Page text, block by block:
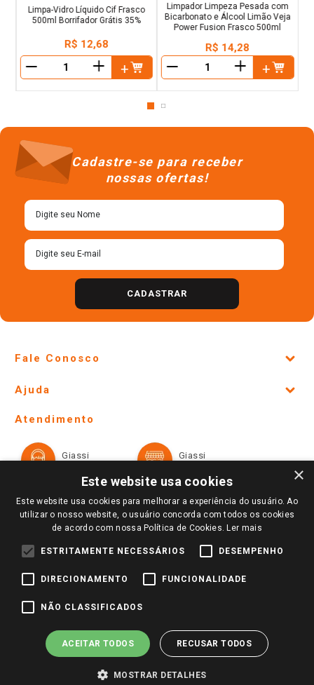
Limpa-Vidro Líquido Cif Frasco
500ml Borrifador Grátis 35%
R$ 12,68
＋
Limpador Limpeza Pesada com
Bicarbonato e Álcool Limão Veja
Power Fusion Frasco 500ml
R$ 14,28
＋
Cadastre-se para receber
nossas ofertas!
CADASTRAR
Fale Conosco
Lojas Físicas e Horários
Ofertas
Televendas
Notícias
Perguntas frequentes
Identidade Visual
Ajuda
Formas de Pagamento
Trocas e Devoluções
Atendimento
Giassi
Giassi
Redes Sociais
Pagamento e Segurança
×
Este website usa cookies
Este website usa cookies para melhorar a experiência do usuário. Ao
utilizar o nosso website, o usuário concorda com todos os cookies
de acordo com nossa Política de Cookies. Ler mais
ESTRITAMENTE NECESSÁRIOS DESEMPENHO
DIRECIONAMENTO FUNCIONALIDADE
NÃO CLASSIFICADOS
ACEITAR TODOS RECUSAR TODOS
MOSTRAR DETALHES